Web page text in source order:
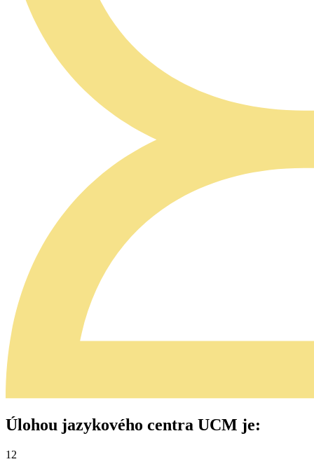
Úlohou jazykového centra UCM je:
12